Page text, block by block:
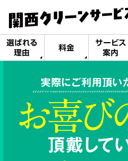
選ばれる
理由
料金
サービス
案内
実際にご利用頂い